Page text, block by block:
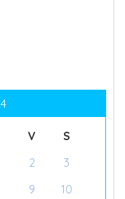
V
S
2
3
9
10